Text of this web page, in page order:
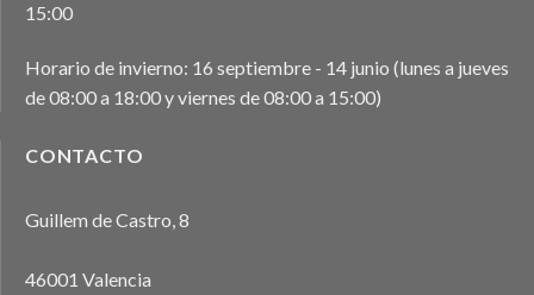
15:00
Horario de invierno: 16 septiembre - 14 junio (lunes a jueves
de 08:00 a 18:00 y viernes de 08:00 a 15:00)
CONTACTO
Guillem de Castro, 8
46001 Valencia